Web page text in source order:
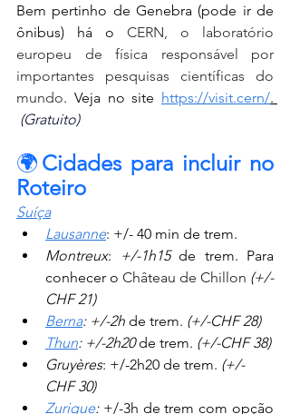
Bem pertinho de Genebra (pode ir de
ônibus) há o CERN, o laboratório
europeu de física responsável por
importantes pesquisas científicas do
mundo. Veja no site https://visit.cern/
(Gratuito)
🌍 Cidades para incluir no
Roteiro
Suíça
Lausanne: +/- 40 min de trem.
Montreux: +/-1h15 de trem. Para
conhecer o Château de Chillon (+/-
CHF 21)
Berna: +/-2h de trem. (+/-CHF 28)
Thun: +/-2h20 de trem. (+/-CHF 38)
Gruyères: +/-2h20 de trem. (+/-
CHF 30)
Zurique: +/-3h de trem com opção